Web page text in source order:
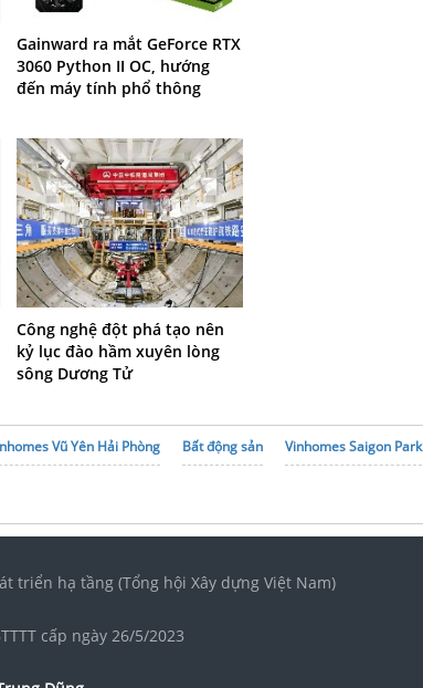
Gainward ra mắt GeForce RTX
3060 Python II OC, hướng
đến máy tính phổ thông
Công nghệ đột phá tạo nên
kỷ lục đào hầm xuyên lòng
sông Dương Tử
Vũ Yên Hải Phòng Bất động sản
Vinhomes Saigon Park
triển hạ tầng (Tổng hội Xây dựng Việt Nam)
cấp ngày 26/5/2023